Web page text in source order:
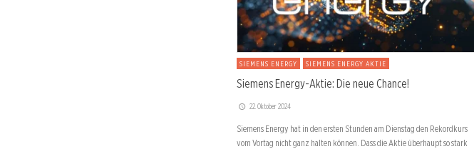
SIEMENS ENERGY SIEMENS ENERGY AKTIE
Siemens Energy-Aktie: Die neue Chance!
22. Oktober 2024
Siemens Energy hat in den ersten Stunden am Dienstag den Rekordkurs
vom Vortag nicht ganz halten können. Dass die Aktie überhaupt so stark